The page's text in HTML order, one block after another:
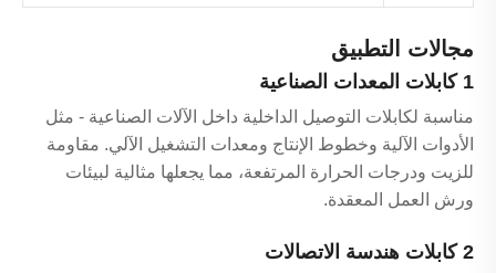
مجالات التطبيق
1 كابلات المعدات الصناعية
مناسبة لكابلات التوصيل الداخلية داخل الآلات الصناعية - مثل
الأدوات الآلية وخطوط الإنتاج ومعدات التشغيل الآلي. مقاومة
للزيت ودرجات الحرارة المرتفعة، مما يجعلها مثالية لبيئات
ورش العمل المعقدة.
2 كابلات هندسة الاتصالات